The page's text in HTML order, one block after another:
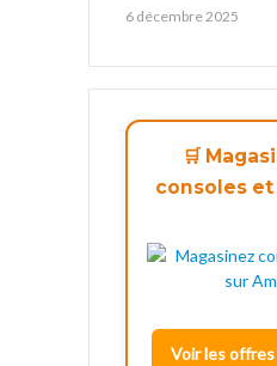
6 décembre 2025
🛒
consoles
Voir les